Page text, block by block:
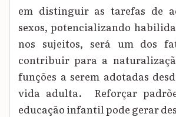
em distinguir as tarefas de
sexos, potencializando
nos sujeitos, será um dos
contribuir para a
funções a serem adotadas
vida adulta. Reforçar
educação infantil pode gerar